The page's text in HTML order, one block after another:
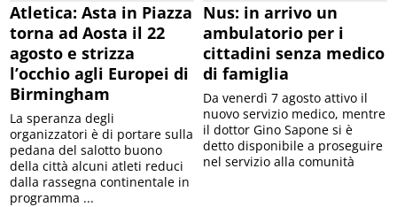
Atletica: Asta in Piazza
torna ad Aosta il 22
agosto e strizza
l’occhio agli Europei di
Birmingham
La speranza degli
organizzatori è di portare sulla
pedana del salotto buono
della città alcuni atleti reduci
dalla rassegna continentale in
programma ...
Nus: in arrivo un
ambulatorio per i
cittadini senza medico
di famiglia
Da venerdì 7 agosto attivo il
nuovo servizio medico, mentre
il dottor Gino Sapone si è
detto disponibile a proseguire
nel servizio alla comunità